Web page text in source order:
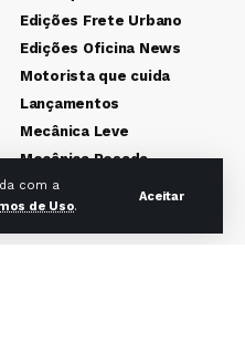
com a
de Uso.
Aceitar
Edições Frete Urbano
Edições Oficina News
Motorista que cuida
Lançamentos
Mecânica Leve
Mecânica Pesada
Colunistas